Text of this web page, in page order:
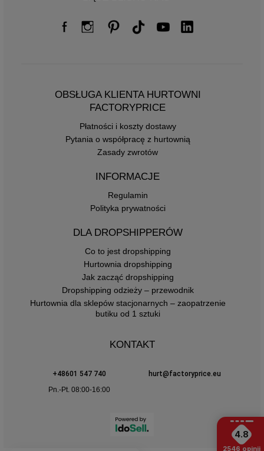
OBSŁUGA KLIENTA HURTOWNI
FACTORYPRICE
Płatności i koszty dostawy
Pytania o współpracę z hurtownią
Zasady zwrotów
INFORMACJE
Regulamin
Polityka prywatności
DLA DROPSHIPPERÓW
Co to jest dropshipping
Hurtownia dropshipping
Jak zacząć dropshipping
Dropshipping odzieży – przewodnik
Hurtownia dla sklepów stacjonarnych – zaopatrzenie
butiku od 1 sztuki
KONTAKT
+48601 547 740
hurt@factoryprice.eu
Pn.-Pt. 08:00-16:00
4.8
2546 opinii